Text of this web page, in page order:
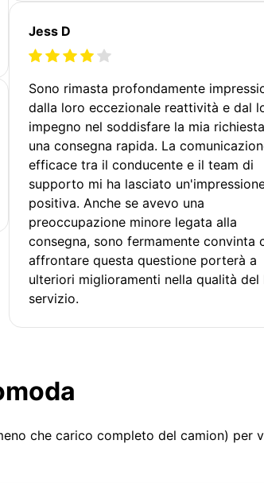
Jess D
Sono rimasta profondamente
dalla loro eccezionale reattività e dal
impegno nel soddisfare la mia
una consegna rapida. La
efficace tra il conducente e il team di
supporto mi ha lasciato
positiva. Anche se avevo una
preoccupazione minore legata alla
consegna, sono fermamente convinta
affrontare questa questione porterà a
ulteriori miglioramenti nella qualità del
servizio.
che carico completo del camion) per